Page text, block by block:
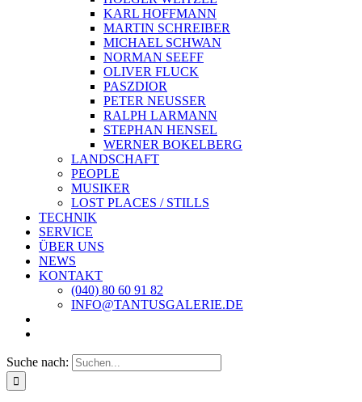
KARL HOFFMANN
MARTIN SCHREIBER
MICHAEL SCHWAN
NORMAN SEEFF
OLIVER FLUCK
PASZDIOR
PETER NEUSSER
RALPH LARMANN
STEPHAN HENSEL
WERNER BOKELBERG
LANDSCHAFT
PEOPLE
MUSIKER
LOST PLACES / STILLS
TECHNIK
SERVICE
ÜBER UNS
NEWS
KONTAKT
(040) 80 60 91 82
INFO@TANTUSGALERIE.DE
Suche nach: